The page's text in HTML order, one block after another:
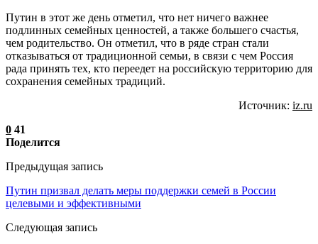
Путин в этот же день отметил, что нет ничего важнее
подлинных семейных ценностей, а также большего счастья,
чем родительство. Он отметил, что в ряде стран стали
отказываться от традиционной семьи, в связи с чем Россия
рада принять тех, кто переедет на российскую территорию для
сохранения семейных традиций.
Источник: iz.ru
0 41
Поделится
Предыдущая запись
Путин призвал делать меры поддержки семей в России
целевыми и эффективными
Следующая запись